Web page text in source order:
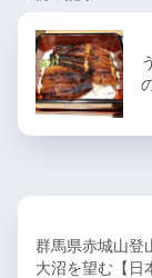
群馬県赤城山登
大沼を望む【日